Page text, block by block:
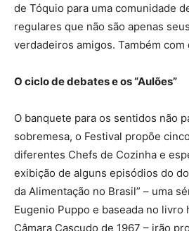
de Tóquio para uma comunidade
regulares que não são apenas
verdadeiros amigos. Também
O ciclo de debates e os “Aulões”
O banquete para os sentidos não
sobremesa, o Festival propõe
diferentes Chefs de Cozinha e
exibição de alguns episódios do
da Alimentação no Brasil” – uma
Eugenio Puppo e baseada no livro
Câmara Cascudo de 1967 – irão